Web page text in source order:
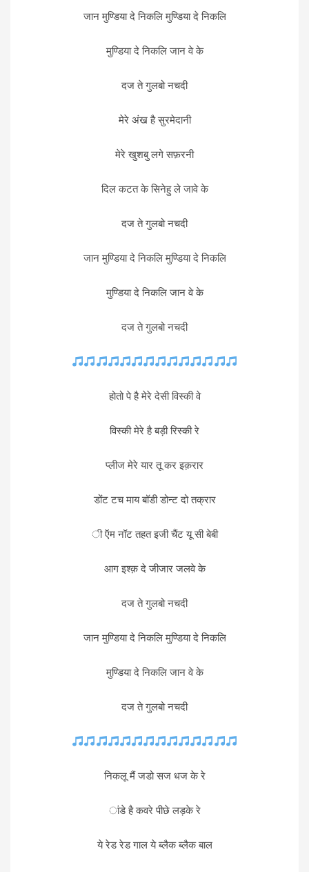
जान मुण्डिया दे निकलि मुण्डिया दे निकलि
मुण्डिया दे निकलि जान वे के
दज ते गुलबो नचदी
मेरे अंख है सुरमेदानी
मेरे खुशबु लगे सफ़रनी
दिल कटत के सिनेहु ले जावे के
दज ते गुलबो नचदी
जान मुण्डिया दे निकलि मुण्डिया दे निकलि
मुण्डिया दे निकलि जान वे के
दज ते गुलबो नचदी
होतो पे है मेरे देसी विस्की वे
विस्की मेरे है बड़ी रिस्की रे
प्लीज मेरे यार तू कर इक़रार
डोंट टच माय बॉडी डोन्ट दो तक्रार
ी ऍम नॉट तहत इजी चैंट यू सी बेबी
आग इश्क़ दे जीजार जलवे के
दज ते गुलबो नचदी
जान मुण्डिया दे निकलि मुण्डिया दे निकलि
मुण्डिया दे निकलि जान वे के
दज ते गुलबो नचदी
निकलू मैं जडो सज धज के रे
ांडे है कवरे पीछे लड़के रे
ये रेड रेड गाल ये ब्लैक ब्लैक बाल